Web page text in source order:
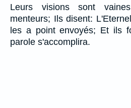
Leurs visions sont
menteurs; Ils disent:
les a point envoyés; Et ils
parole s'accomplira.